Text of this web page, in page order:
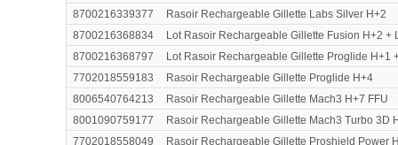
8700216339377
Rasoir Rechargeable Gillette Labs Silver H+2
8700216368834
Lot Rasoir Rechargeable Gillette Fusion H+2 +
8700216368797
Lot Rasoir Rechargeable Gillette Proglide H+1
7702018559183
Rasoir Rechargeable Gillette Proglide H+4
8006540764213
Rasoir Rechargeable Gillette Mach3 H+7 FFU
8001090759177
Rasoir Rechargeable Gillette Mach3 Turbo 3D
7702018558049
Rasoir Rechargeable Gillette Proshield Power